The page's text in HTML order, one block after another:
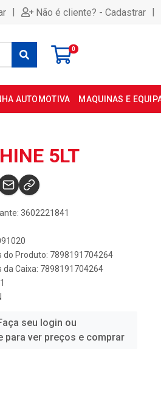
| Não é cliente? - Cadastrar |
0
AUTOMOTIVA MAQUINAS E
5LT
3602221841
do Produto: 7898191704264
da Caixa: 7898191704264
seu login ou
para ver preços e comprar